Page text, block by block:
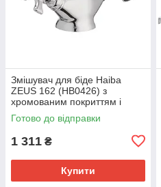
Змішувач для біде Haiba
ZEUS 162 (HB0426) з
хромованим покриттям і
гнучким підводом. (HB0426)
Готово до відправки
1 311 ₴
Купити